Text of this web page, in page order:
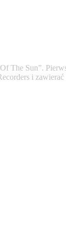
The Sun”.
i